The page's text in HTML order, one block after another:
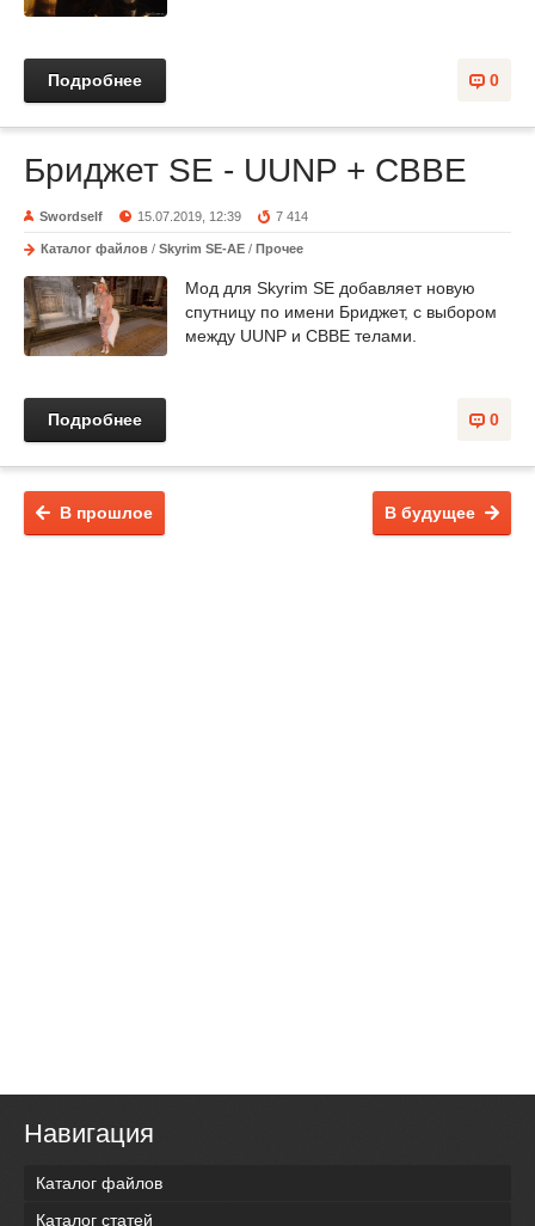
0
Подробнее
Бриджет SE - UUNP + CBBE
Swordself 15.07.2019, 12:39 7 414
Каталог файлов / Skyrim SE-AE / Прочее
Мод для Skyrim SE добавляет новую
спутницу по имени Бриджет, с выбором
между UUNP и CBBE телами.
0
Подробнее
В будущее
В прошлое
Навигация
Каталог файлов
Каталог статей